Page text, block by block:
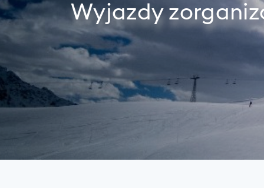
Wyjazdy